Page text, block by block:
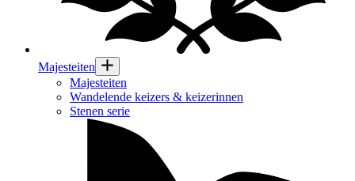
Majesteiten
Majesteiten
Wandelende keizers & keizerinnen
Stenen serie